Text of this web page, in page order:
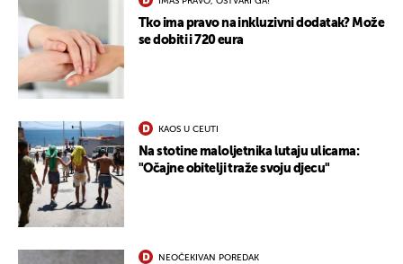
Tko ima pravo na inkluzivni dodatak? Može
se dobiti i 720 eura
KAOS U CEUTI
Na stotine maloljetnika lutaju ulicama:
"Očajne obitelji traže svoju djecu"
NEOČEKIVAN POREDAK
UKLJUČITE NOTIFIKACIJE